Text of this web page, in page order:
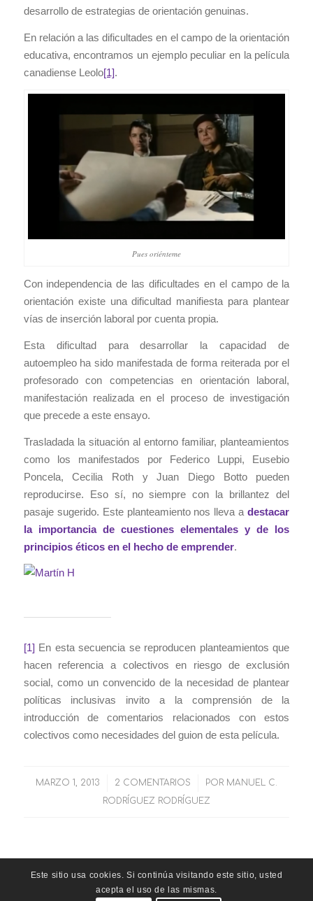
desarrollo de estrategias de orientación genuinas.
En relación a las dificultades en el campo de la orientación
educativa, encontramos un ejemplo peculiar en la película
canadiense Leolo[1].
Pues oriénteme
Con independencia de las dificultades en el campo de la
orientación existe una dificultad manifiesta para plantear
vías de inserción laboral por cuenta propia.
Esta dificultad para desarrollar la capacidad de
autoempleo ha sido manifestada de forma reiterada por el
profesorado con competencias en orientación laboral,
manifestación realizada en el proceso de investigación
que precede a este ensayo.
Trasladada la situación al entorno familiar, planteamientos
como los manifestados por Federico Luppi, Eusebio
Poncela, Cecilia Roth y Juan Diego Botto pueden
reproducirse. Eso sí, no siempre con la brillantez del
pasaje sugerido. Este planteamiento nos lleva adestacar
la importancia de cuestiones elementales y de los
principios éticos en el hecho de emprender.
[1] En esta secuencia se reproducen planteamientos que
hacen referencia a colectivos en riesgo de exclusión
social, como un convencido de la necesidad de plantear
políticas inclusivas invito a la comprensión de la
introducción de comentarios relacionados con estos
colectivos como necesidades del guion de esta película.
MARZO 1, 2013
/ 2 COMENTARIOS
/ POR MANUEL C.
RODRÍGUEZ RODRÍGUEZ
Este sitio usa cookies. Si continúa visitando este sitio, usted
acepta el uso de las mismas.